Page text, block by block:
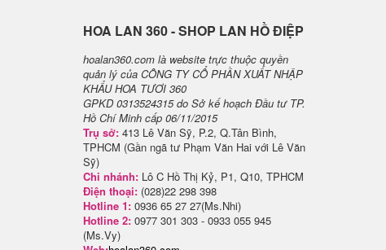
H​OA LAN 360 - SHOP LAN HỒ ĐIỆP
hoalan360.com là website trực thuộc quyền
quản lý của CÔNG TY CỔ PHẦN XUẤT NHẬP
KHẨU HOA TƯƠI 360
GPKD 0313524315 do Sở kế hoạch Đầu tư TP.
Hồ Chí Minh cấp 06/11/2015
Trụ sở: 413 Lê Văn Sỹ, P.2, Q.Tân Bình,
TPHCM (Gần ngã tư Phạm Văn Hai với Lê Văn
Sỹ)
Chi nhánh: Lô C Hồ Thị Kỷ, P1, Q10, TPHCM
Điện thoại: (028)22 298 398
Hotline 1: 0936 65 27 27(Ms.Nhi)
Hotline 2: 0977 301 303 - 0933 055 945
(Ms.Vy)